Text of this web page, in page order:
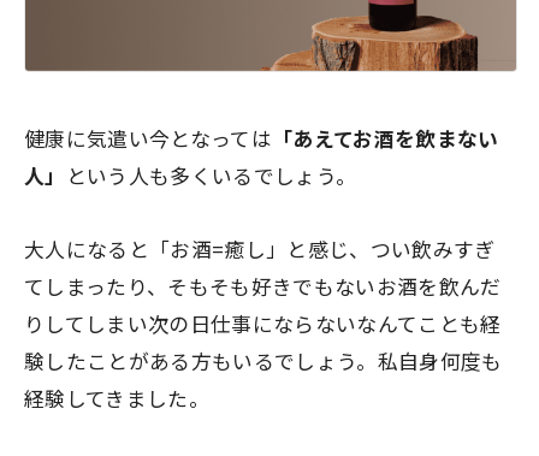
健康に気遣い今となっては 「あえてお酒を飲まない
人」
という人も多くいるでしょう。
大人になると「お酒=癒し」と感じ、つい飲みすぎ
てしまったり、そもそも好きでもないお酒を飲んだ
りしてしまい次の日仕事にならないなんてことも経
験したことがある方もいるでしょう。私自身何度も
経験してきました。